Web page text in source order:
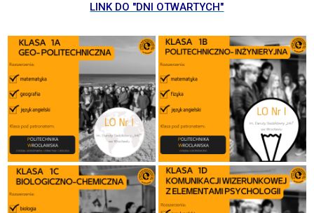
LINK DO "DNI OTWARTYCH"